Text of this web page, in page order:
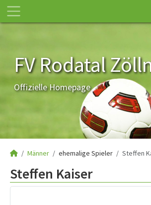
FV Rodatal
Offizielle Homepage
Männer ehemalige Spieler Steffen
Steffen Kaiser